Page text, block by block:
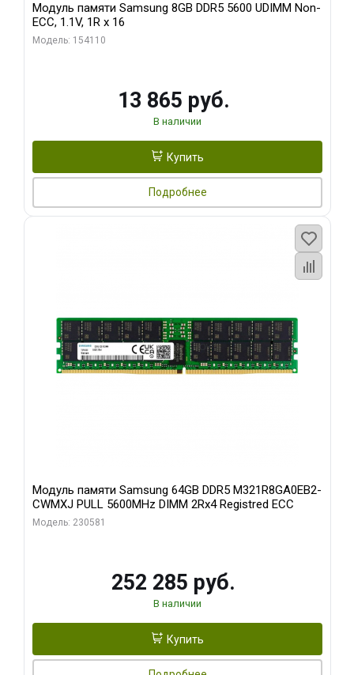
Модуль памяти Samsung 8GB DDR5 5600 UDIMM Non-
ECC, 1.1V, 1R x 16
Модель: 154110
13 865 руб.
В наличии
Купить
Подробнее
Модуль памяти Samsung 64GB DDR5 M321R8GA0EB2-
CWMXJ PULL 5600MHz DIMM 2Rx4 Registred ECC
Модель: 230581
252 285 руб.
В наличии
Купить